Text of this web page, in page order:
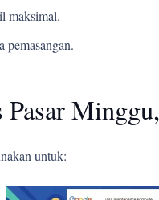
maksimal.
pemasangan.
untuk: